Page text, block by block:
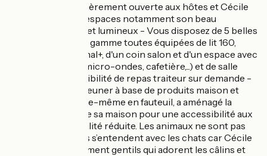
La maison est entièrement ouverte aux hôtes et Cécile
vous partage ses espaces notamment son beau
séjour/salon clair et lumineux - Vous disposez de 5 belles
chambres haut de gamme toutes équipées de lit 160,
d'une TV avec Canal+, d'un coin salon et d'un espace avec
table (mini-frigo, micro-ondes, cafetière,...) et de salle
d'eau et wc - Possibilité de repas traiteur sur demande -
Copieux petit-déjeuner à base de produits maison et
locaux - Cécile, elle-même en fauteuil, a aménagé la
presque totalité de sa maison pour une accessibilité aux
personnes à mobilité réduite. Les animaux ne sont pas
acceptés sauf si ils s’entendent avec les chats car Cécile
a 3 chats extrêmement gentils qui adorent les câlins et